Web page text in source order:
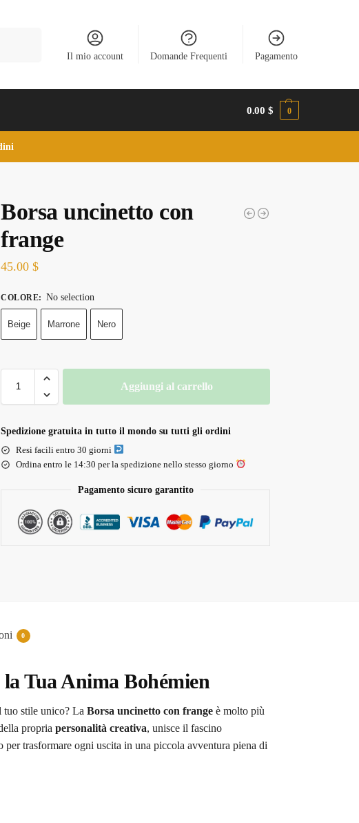
Il mio account Domande Frequenti Pagamento
0.00$ 0
Borsa uncinetto con
frange
45.00$
COLORE: No selection
Beige Marrone Nero
Aggiungi al carrello
Spedizione gratuita in tutto il mondo su tutti gli ordini
Resi facili entro 30 giorni
Ordina entro le 14:30 per la spedizione nello stesso giorno
Pagamento sicuro garantito
0
Tua Anima Bohémien
stile unico? La Borsa uncinetto con frangeè molto più
propria personalità creativa, unisce il fascino
trasformare ogni uscita in una piccola avventura piena di